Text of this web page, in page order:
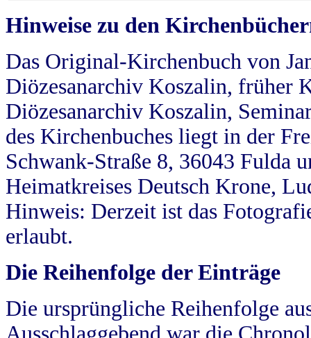
Hinweise zu den
Das Original-Kirchenbuch von
Diözesanarchiv Koszalin, früher
Diözesanarchiv Koszalin,
des Kirchenbuches liegt in der
Schwank-Straße 8, 36043 Fulda
Heimatkreises Deutsch Krone,
Hinweis: Derzeit ist das
erlaubt.
Die Reihenfolge der Einträge
Die ursprüngliche Reihenfolge